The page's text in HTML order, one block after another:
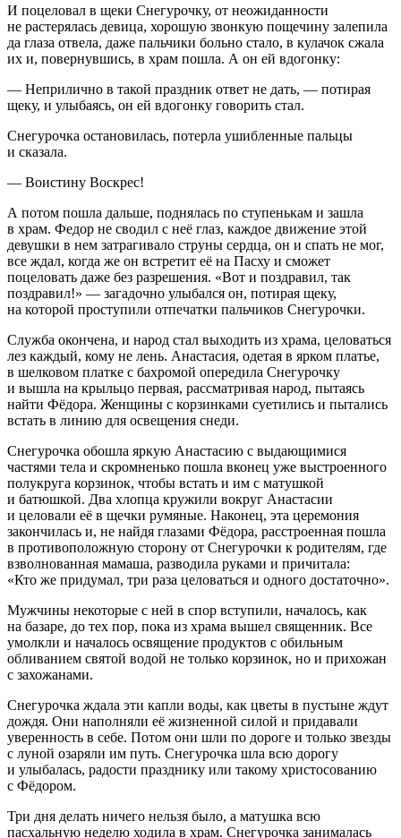
И поцеловал в щеки Снегурочку, от неожиданности
не растерялась девица, хорошую звонкую пощечину залепила
да глаза отвела, даже пальчики больно стало, в кулачок сжала
их и, повернувшись, в храм пошла. А он ей вдогонку:
— Неприлично в такой праздник ответ не дать, — потирая
щеку, и улыбаясь, он ей вдогонку говорить стал.
Снегурочка остановилась, потерла ушибленные пальцы
и сказала.
— Воистину Воскрес!
А потом пошла дальше, поднялась по ступенькам и зашла
в храм. Федор не сводил с неё глаз, каждое движение этой
девушки в нем затрагивало струны сердца, он и спать не мог,
все ждал, когда же он встретит её на Пасху и сможет
поцеловать даже без разрешения. «Вот и поздравил, так
поздравил!» — загадочно улыбался он, потирая щеку,
на которой проступили отпечатки пальчиков Снегурочки.
Служба окончена, и народ стал выходить из храма, целоваться
лез каждый, кому не лень. Анастасия, одетая в ярком платье,
в шелковом платке с бахромой опередила Снегурочку
и вышла на крыльцо первая, рассматривая народ, пытаясь
найти Фёдора. Женщины с корзинками суетились и пытались
встать в линию для освещения снеди.
Снегурочка обошла яркую Анастасию с выдающимися
частями тела и скромненько пошла вконец уже выстроенного
полукруга корзинок, чтобы встать и им с матушкой
и батюшкой. Два хлопца кружили вокруг Анастасии
и целовали её в щечки румяные. Наконец, эта церемония
закончилась и, не найдя глазами Фёдора, расстроенная пошла
в противоположную сторону от Снегурочки к родителям, где
взволнованная мамаша, разводила руками и причитала:
«Кто же придумал, три раза целоваться и одного достаточно».
Мужчины некоторые с ней в спор вступили, началось, как
на базаре, до тех пор, пока из храма вышел священник. Все
умолкли и началось освящение продуктов с обильным
обливанием святой водой не только корзинок, но и прихожан
с захожанами.
Снегурочка ждала эти капли воды, как цветы в пустыне ждут
дождя. Они наполняли её жизненной силой и придавали
уверенность в себе. Потом они шли по дороге и только звезды
с луной озаряли им путь. Снегурочка шла всю дорогу
и улыбалась, радости празднику или такому христосованию
с Фёдором.
Три дня делать ничего нельзя было, а матушка всю
пасхальную неделю ходила в храм. Снегурочка занималась